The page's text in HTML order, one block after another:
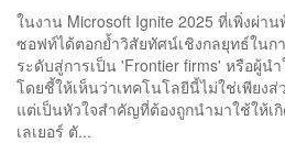
ในงาน Microsoft Ignite 2025 ที่เพิ่งผ่า
ซอฟท์ได้ตอกย้ำวิสัยทัศน์เชิงกลยุทธ์ในก
ระดับสู่การเป็น 'Frontier firms' หรือผู้น
โดยชี้ให้เห็นว่าเทคโนโลยีนี้ไม่ใช่เพียงส่
แต่เป็นหัวใจสำคัญที่ต้องถูกนำมาใช้ให้เ
เลเยอร์ ตั...